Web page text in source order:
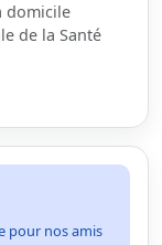
domicile
de la Santé
pour nos amis